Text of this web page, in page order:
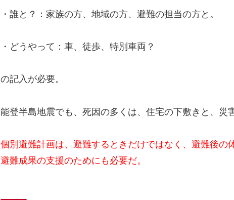
・誰と？：家族の方、地域の方、避難の担当の方と。
・どうやって：車、徒歩、特別車両？
の記入が必要。
能登半島地震でも、死因の多くは、住宅の下敷きと、災
個別避難計画は、避難するときだけではなく、避難後の
避難成果の支援のためにも必要だ。